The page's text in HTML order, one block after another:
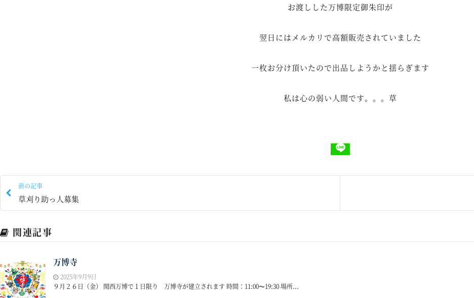
お渡しした万博限定御朱印が
翌日にはメルカリで高額販売されていました
一枚お分け頂いたので出品しようかと揺らぎます
私は心の弱い人間です。。。草
前の記事
草刈り助っ人募集
関連記事
万博寺
2025年9月9日
９月２６日（金） 関西万博で１日限り 万博寺が建立されます 時間：11:00〜19:30 場所...